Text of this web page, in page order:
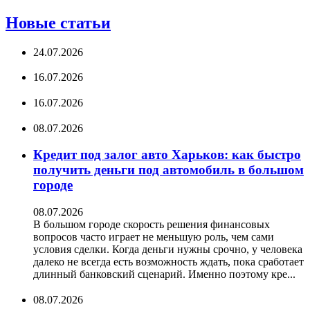
Новые статьи
24.07.2026
16.07.2026
16.07.2026
08.07.2026
Кредит под залог авто Харьков: как быстро
получить деньги под автомобиль в большом
городе
08.07.2026
В большом городе скорость решения финансовых
вопросов часто играет не меньшую роль, чем сами
условия сделки. Когда деньги нужны срочно, у человека
далеко не всегда есть возможность ждать, пока сработает
длинный банковский сценарий. Именно поэтому кре...
08.07.2026